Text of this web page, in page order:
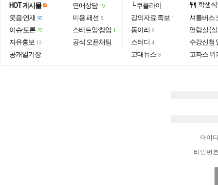
HOT 게시물
웃음·연재 95
이슈·토론 20
자유홍보 13
공개일기장
연애상담 19
미용·패션 5
스타트업·창업 1
공식 오픈채팅
└ 쿠플라이
강의자료·족보 1
동아리 9
스터디 4
고대뉴스 3
restaurant 학생
셔틀버스
열람실 (
수강신청
고파스 위
아이
비밀번